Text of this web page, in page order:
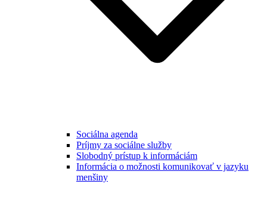
Sociálna agenda
Príjmy za sociálne služby
Slobodný prístup k informáciám
Informácia o možnosti komunikovať v jazyku
menšiny